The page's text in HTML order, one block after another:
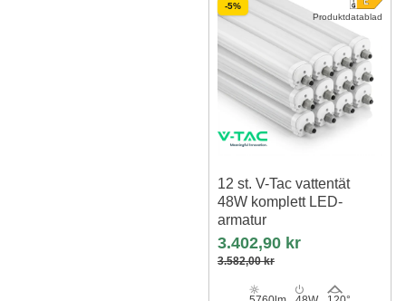
Produktdatablad
-5%
12 st. V-Tac vattentät
48W komplett LED-
armatur
150 cm, 120lm/W, IP65,
vidarekopplad 230V
3.402,90 kr
3.582,00 kr